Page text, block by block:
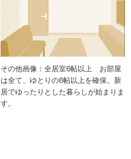
その他画像：全居室6帖以上 お部屋
は全て、ゆとりの6帖以上を確保。新
居でゆったりとした暮らしが始まりま
す。